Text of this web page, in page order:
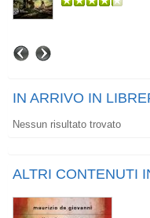
IN ARRIVO IN
Nessun risultato trovato
ALTRI CONTENUTI